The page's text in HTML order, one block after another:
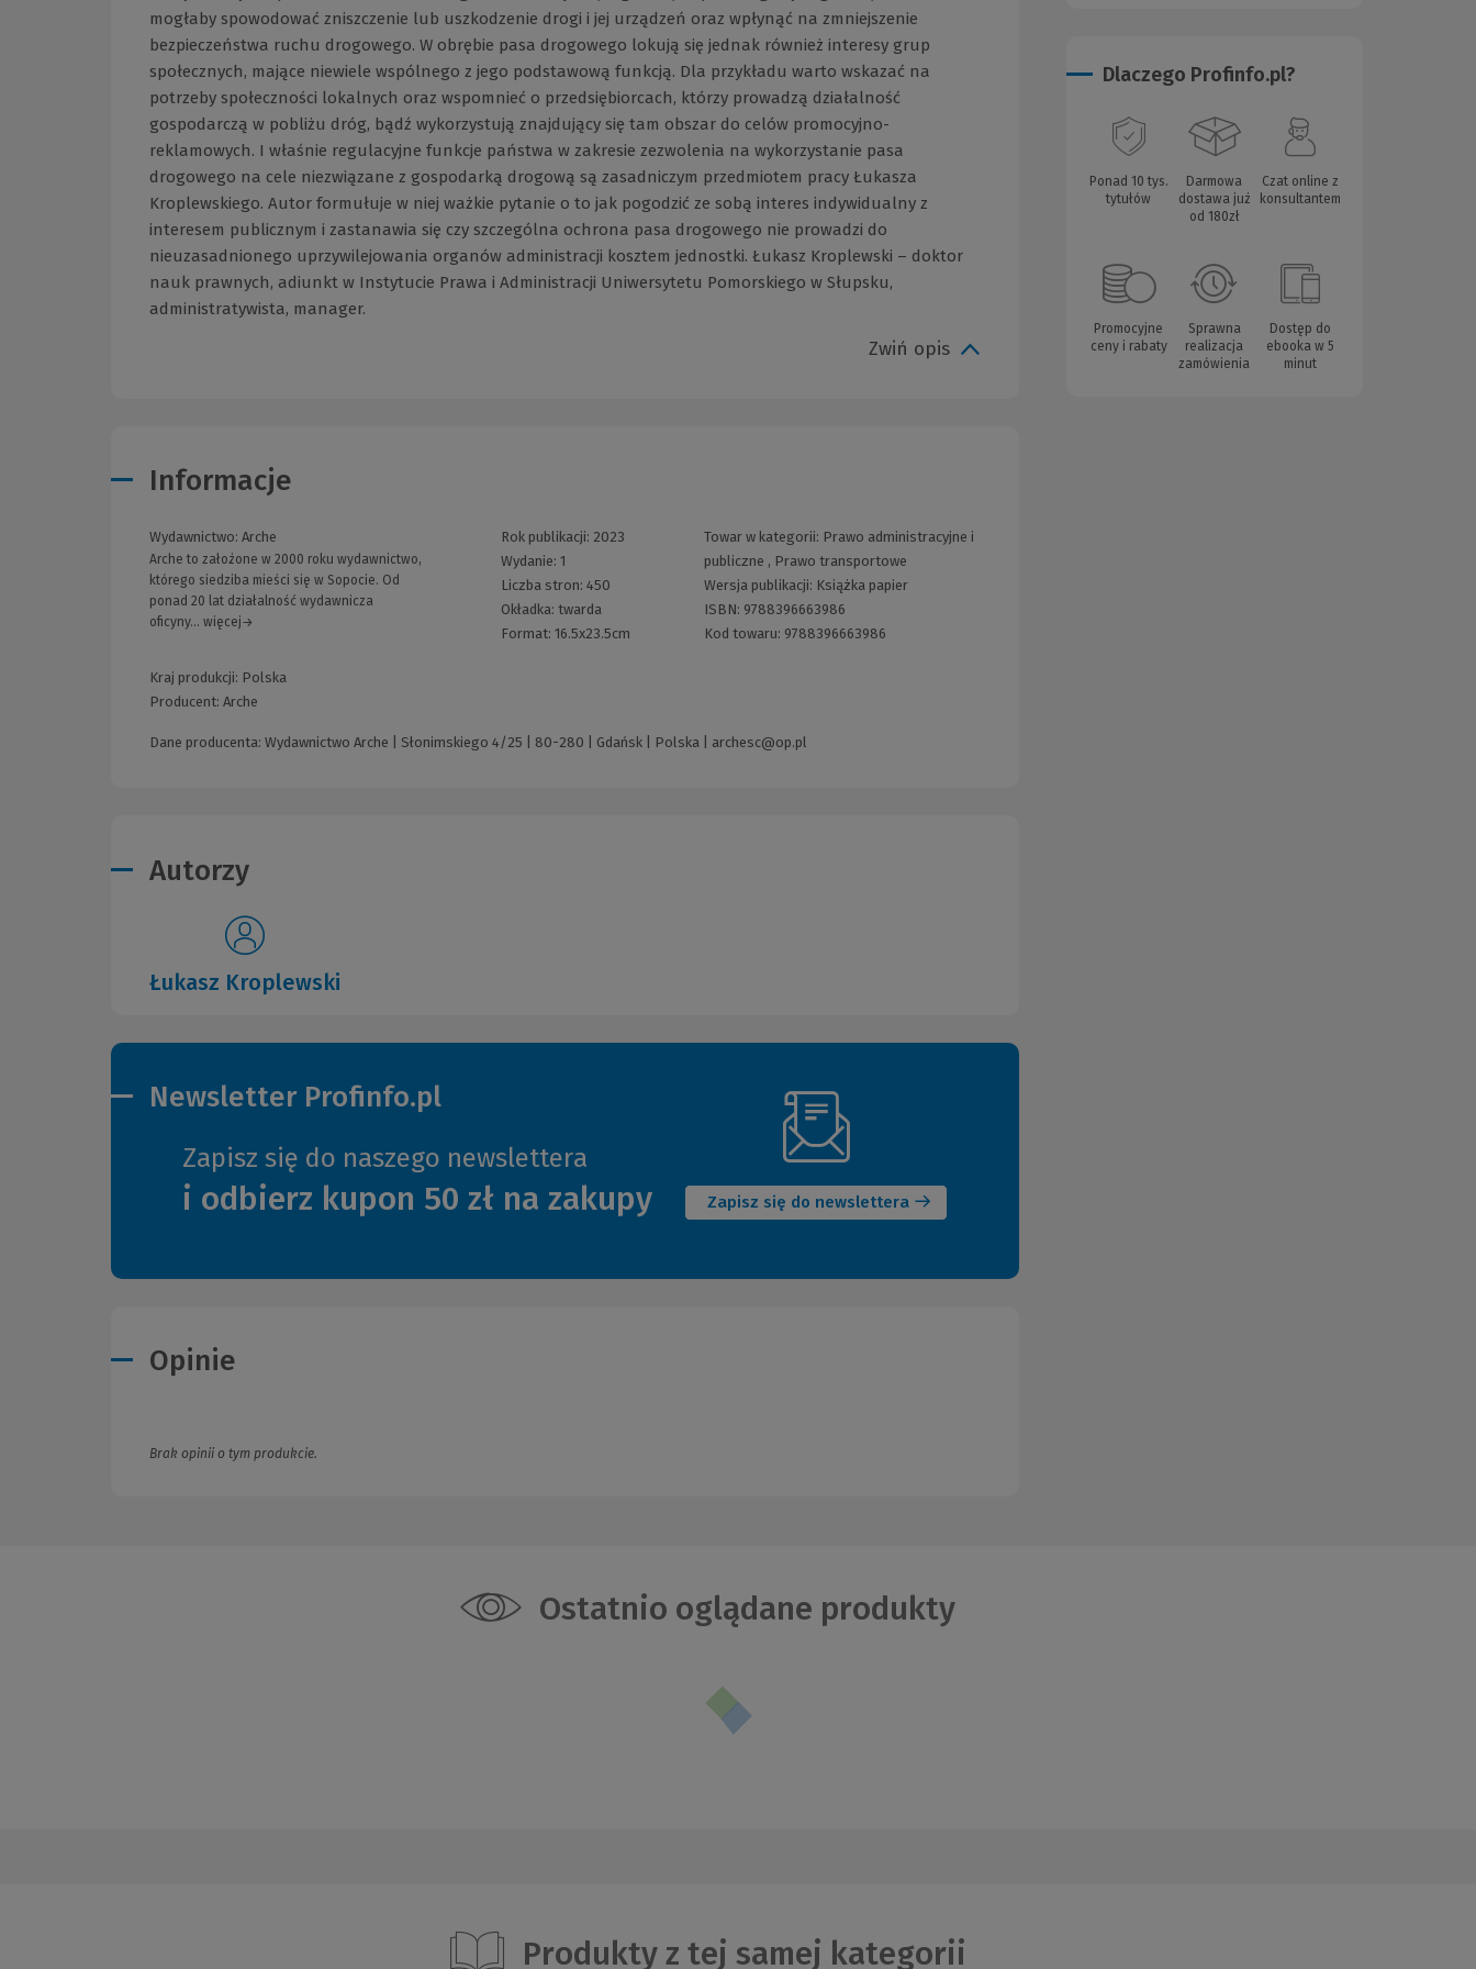
mogłaby spowodować zniszczenie lub uszkodzenie drogi i jej urządzeń oraz wpłynąć na zmniejszenie
bezpieczeństwa ruchu drogowego. W obrębie pasa drogowego lokują się jednak również interesy grup
społecznych, mające niewiele wspólnego z jego podstawową funkcją. Dla przykładu warto wskazać na
potrzeby społeczności lokalnych oraz wspomnieć o przedsiębiorcach, którzy prowadzą działalność
gospodarczą w pobliżu dróg, bądź wykorzystują znajdujący się tam obszar do celów promocyjno-
reklamowych. I właśnie regulacyjne funkcje państwa w zakresie zezwolenia na wykorzystanie pasa
drogowego na cele niezwiązane z gospodarką drogową są zasadniczym przedmiotem pracy Łukasza
Kroplewskiego. Autor formułuje w niej ważkie pytanie o to jak pogodzić ze sobą interes indywidualny z
interesem publicznym i zastanawia się czy szczególna ochrona pasa drogowego nie prowadzi do
nieuzasadnionego uprzywilejowania organów administracji kosztem jednostki. Łukasz Kroplewski – doktor
nauk prawnych, adiunkt w Instytucie Prawa i Administracji Uniwersytetu Pomorskiego w Słupsku,
administratywista, manager.
Zwiń opis
Informacje
Wydawnictwo: Arche
Arche to założone w 2000 roku wydawnictwo,
którego siedziba mieści się w Sopocie. Od
ponad 20 lat działalność wydawnicza
oficyny... więcej→
Kraj produkcji: Polska
Producent: Arche
Rok publikacji: 2023
Wydanie: 1
Liczba stron: 450
Okładka: twarda
Format: 16.5x23.5cm
Towar w kategorii: Prawo administracyjne i
publiczne , Prawo transportowe
Wersja publikacji: Książka papier
ISBN: 9788396663986
Kod towaru: 9788396663986
Dane producenta: Wydawnictwo Arche | Słonimskiego 4/25 | 80-280 | Gdańsk | Polska | archesc@op.pl
Autorzy
Łukasz Kroplewski
Newsletter Profinfo.pl
Zapisz się do naszego newslettera
i odbierz kupon 50 zł na zakupy Zapisz się do newslettera
okno)
Opinie
Brak opinii o tym produkcie.
Dlaczego Profinfo.pl?
Ponad 10 tys.
tytułów
Darmowa
dostawa już
od 180zł
Czat online z
konsultantem
Promocyjne
ceny i rabaty
Sprawna
realizacja
zamówienia
Dostęp do
ebooka w 5
minut
Ostatnio oglądane produkty
Produkty z tej samej kategorii